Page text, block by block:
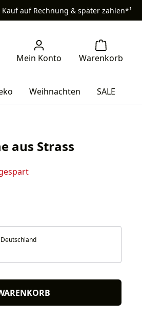
Kauf auf Rechnung & später zahlen*¹
Weihnachten SALE
aus Strass